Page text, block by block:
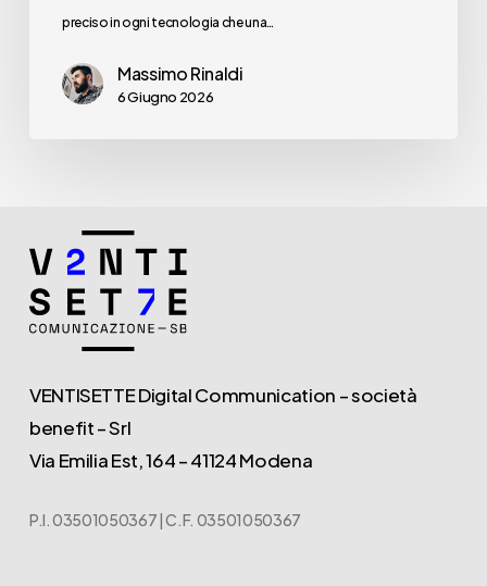
preciso in ogni tecnologia che una…
Massimo Rinaldi
6 Giugno 2026
VENTISETTE Digital Communication – società
benefit – Srl
Via Emilia Est, 164 – 41124 Modena
P.I. 03501050367 | C.F. 03501050367